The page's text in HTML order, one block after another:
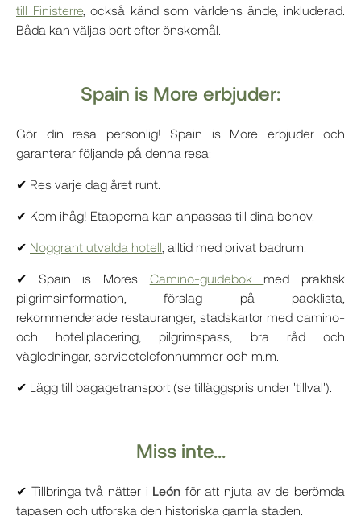
till Finisterre, också känd som världens ände, inkluderad.
Båda kan väljas bort efter önskemål.
Spain is More erbjuder:
Gör din resa personlig! Spain is More erbjuder och
garanterar följande på denna resa:
✔ Res varje dag året runt.
✔ Kom ihåg! Etapperna kan anpassas till dina behov.
✔ Noggrant utvalda hotell , alltid med privat badrum.
✔ Spain is Mores Camino-guidebok med praktisk
pilgrimsinformation, förslag på packlista,
rekommenderade restauranger, stadskartor med camino-
och hotellplacering, pilgrimspass, bra råd och
vägledningar, servicetelefonnummer och m.m.
✔ Lägg till bagagetransport (se tilläggspris under 'tillval').
Miss inte...
✔ Tillbringa två nätter i León för att njuta av de berömda
tapasen och utforska den historiska gamla staden.